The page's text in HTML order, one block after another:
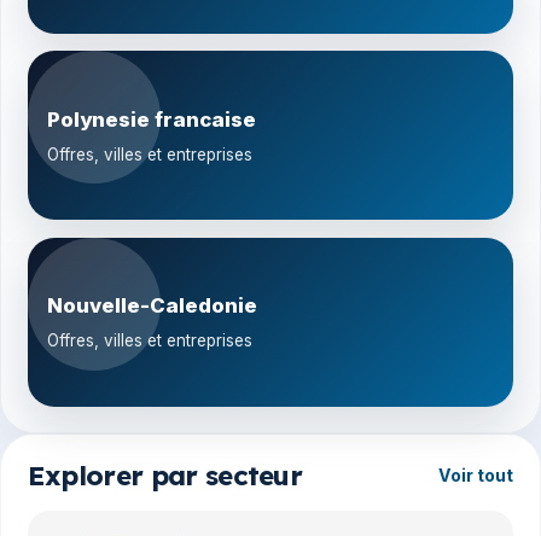
Polynesie francaise
Offres, villes et entreprises
Nouvelle-Caledonie
Offres, villes et entreprises
Explorer par secteur Voir tout